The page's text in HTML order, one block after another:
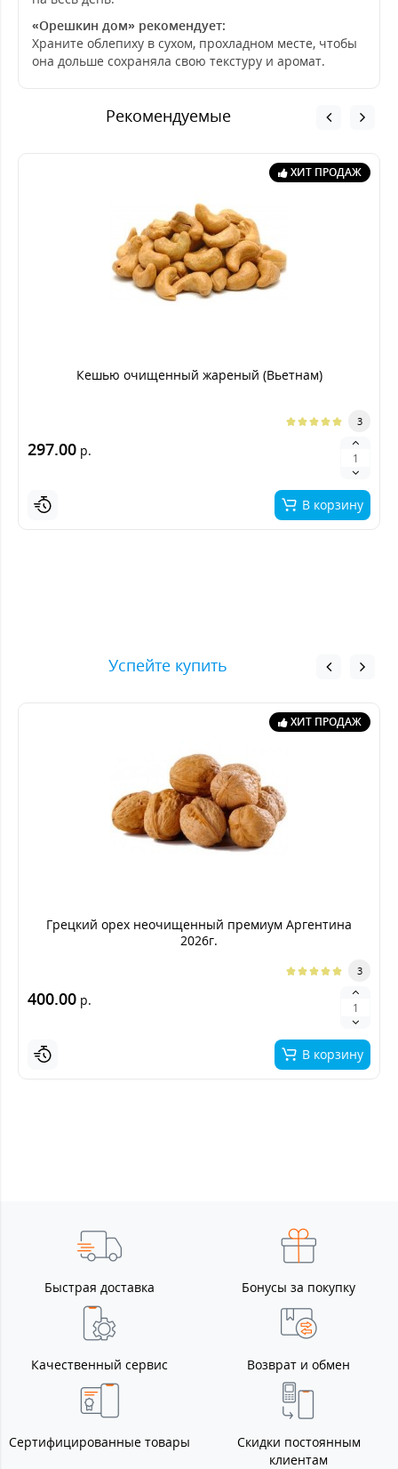
«Орешкин дом» рекомендует:
Храните облепиху в сухом, прохладном месте, чтобы
она дольше сохраняла свою текстуру и аромат.
Рекомендуемые
ХИТ ПРОДАЖ
Кешью очищенный жареный (Вьетнам)
3
297.00 р.
В корзину
Успейте купить
ХИТ ПРОДАЖ
Грецкий орех неочищенный премиум Аргентина
2026г.
3
400.00 р.
В корзину
Быстрая доставка Бонусы за покупку
Качественный сервис Возврат и обмен
Сертифицированные товары
Скидки постоянным
клиентам